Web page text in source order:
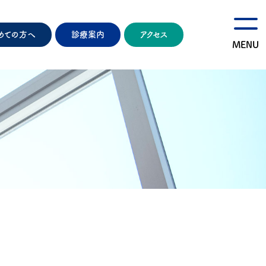
ての方へ 診療案内 アクセス